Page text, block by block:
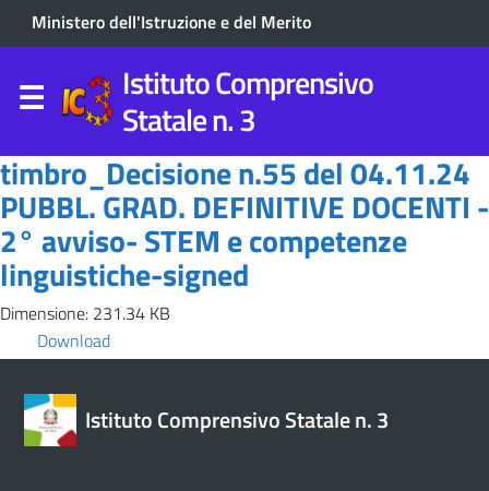
Ministero dell'Istruzione e del Merito
Istituto Comprensivo
Statale n. 3
timbro_Decisione n.55 del 04.11.24
PUBBL. GRAD. DEFINITIVE DOCENTI -
2° avviso- STEM e competenze
linguistiche-signed
Dimensione: 231.34 KB
Download
Istituto Comprensivo Statale n. 3